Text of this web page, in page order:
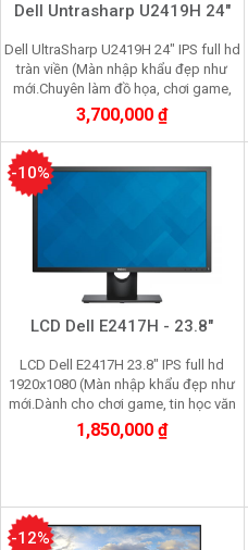
Dell Untrasharp U2419H 24"
Dell UltraSharp U2419H 24" IPS full hd
tràn viền (Màn nhập khẩu đẹp như
mới.Chuyên làm đồ họa, chơi game,
nhìn lâu không mỏi mắt)
3,700,000 ₫
LCD Dell E2417H - 23.8"
LCD Dell E2417H 23.8" IPS full hd
1920x1080 (Màn nhập khẩu đẹp như
mới.Dành cho chơi game, tin học văn
phòng nhìn lâu không mỏi mắt)
1,850,000 ₫
-10%
-12%